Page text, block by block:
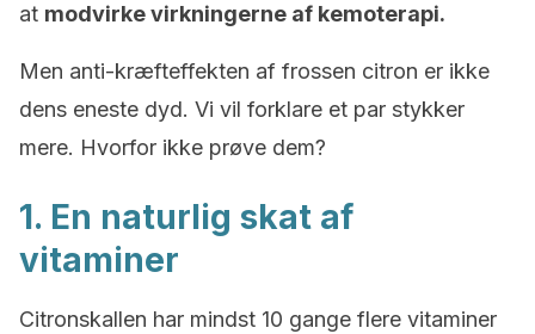
at modvirke virkningerne af kemoterapi.
Men anti-kræfteffekten af frossen citron er ikke
dens eneste dyd. Vi vil forklare et par stykker
mere. Hvorfor ikke prøve dem?
1. En naturlig skat af
vitaminer
Citronskallen har mindst 10 gange flere vitaminer